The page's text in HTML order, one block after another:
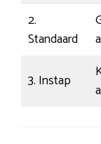
2.
Standaard
3. Instap